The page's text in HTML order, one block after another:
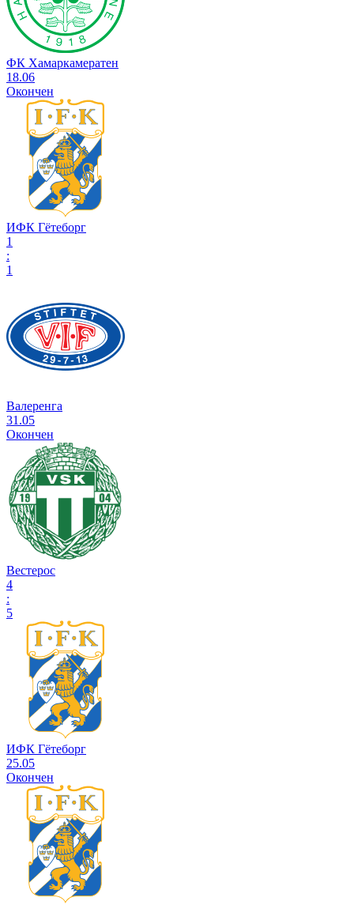
ФК Хамаркамератен
18.06
Окончен
ИФК Гётеборг
1
:
1
Валеренга
31.05
Окончен
Вестерос
4
:
5
ИФК Гётеборг
25.05
Окончен